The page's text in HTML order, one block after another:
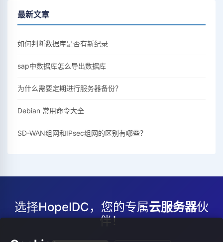
最新文章
如何判断数据库是否有新纪录
sap中数据库怎么导出数据库
为什么需要定期进行服务器备份？
Debian 常用命令大全
SD-WAN组网和IPsec组网的区别有哪些？
选择HopeIDC，您的专属云服务器伙
伴！